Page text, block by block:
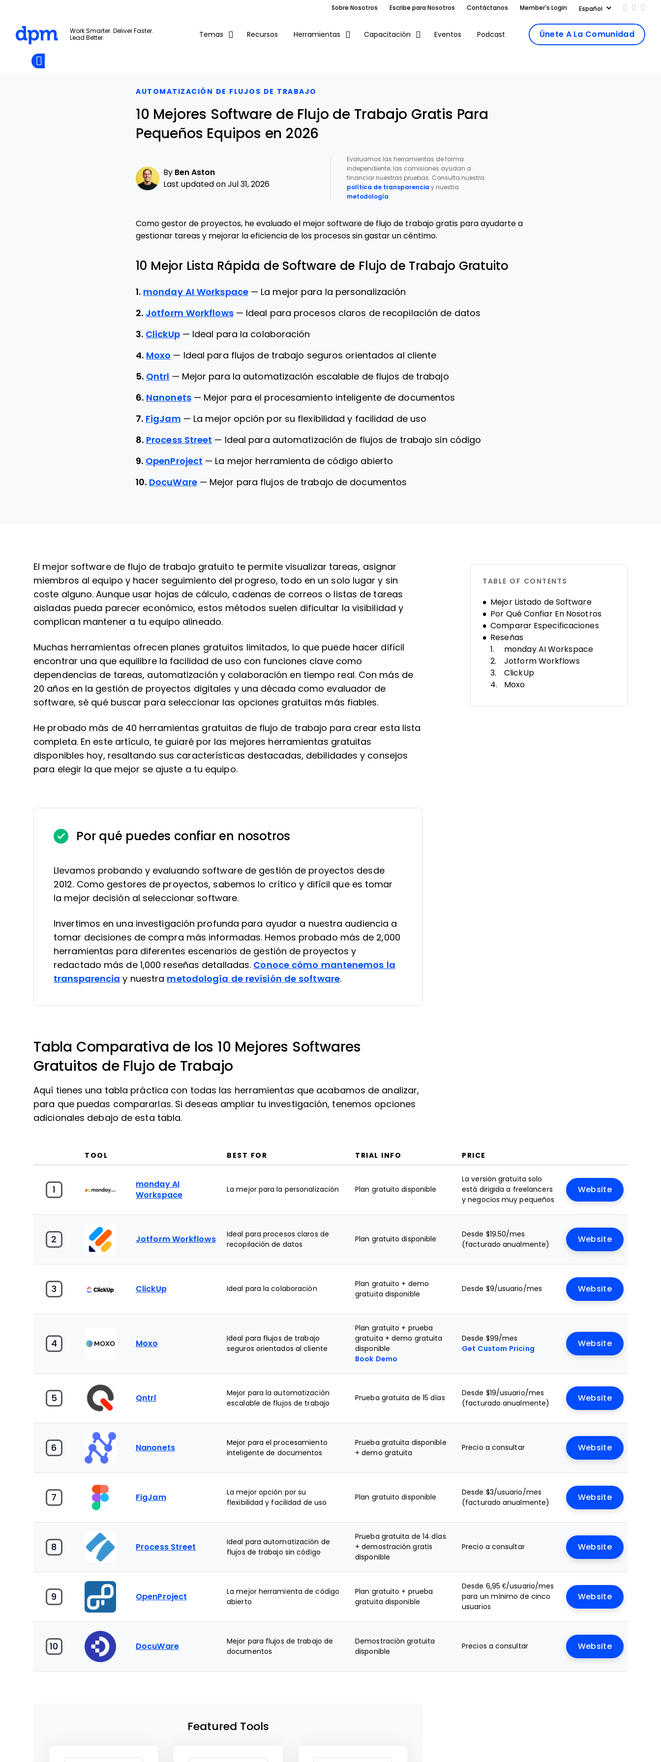
Skip to main content
Sobre Nosotros Escribe para Nosotros Contáctanos Member's Login Add us
Follow
Work Smarter. Deliver Faster.
Lead Better.
Temas Recursos Herramientas Capacitación Eventos Podcast Únete A La Comunidad
Add as
AUTOMATIZACIÓN DE FLUJOS DE TRABAJO
10 Mejores Software de Flujo de Trabajo Gratis Para
Pequeños Equipos en 2026
By Ben Aston
Last updated on Jul 31, 2026
Evaluamos las herramientas de forma
independiente; las comisiones ayudan a
financiar nuestras pruebas. Consulta nuestra
política de transparencia y nuestra
metodología.
Como gestor de proyectos, he evaluado el mejor software de flujo de trabajo gratis para ayudarte a
gestionar tareas y mejorar la eficiencia de los procesos sin gastar un céntimo.
10 Mejor Lista Rápida de Software de Flujo de Trabajo Gratuito
1. monday AI Workspace — La mejor para la personalización
2. Jotform Workflows — Ideal para procesos claros de recopilación de datos
3. ClickUp — Ideal para la colaboración
4. Moxo — Ideal para flujos de trabajo seguros orientados al cliente
5. Qntrl — Mejor para la automatización escalable de flujos de trabajo
6. Nanonets — Mejor para el procesamiento inteligente de documentos
7. FigJam — La mejor opción por su flexibilidad y facilidad de uso
8. Process Street — Ideal para automatización de flujos de trabajo sin código
9. OpenProject — La mejor herramienta de código abierto
10. DocuWare — Mejor para flujos de trabajo de documentos
El mejor software de flujo de trabajo gratuito te permite visualizar tareas, asignar
miembros al equipo y hacer seguimiento del progreso, todo en un solo lugar y sin
coste alguno. Aunque usar hojas de cálculo, cadenas de correos o listas de tareas
aisladas pueda parecer económico, estos métodos suelen dificultar la visibilidad y
complican mantener a tu equipo alineado.
Muchas herramientas ofrecen planes gratuitos limitados, lo que puede hacer difícil
encontrar una que equilibre la facilidad de uso con funciones clave como
dependencias de tareas, automatización y colaboración en tiempo real. Con más de
20 años en la gestión de proyectos digitales y una década como evaluador de
software, sé qué buscar para seleccionar las opciones gratuitas más fiables.
He probado más de 40 herramientas gratuitas de flujo de trabajo para crear esta lista
completa. En este artículo, te guiaré por las mejores herramientas gratuitas
disponibles hoy, resaltando sus características destacadas, debilidades y consejos
para elegir la que mejor se ajuste a tu equipo.
Por qué puedes confiar en nosotros
Llevamos probando y evaluando software de gestión de proyectos desde
2012. Como gestores de proyectos, sabemos lo crítico y difícil que es tomar
la mejor decisión al seleccionar software.
Invertimos en una investigación profunda para ayudar a nuestra audiencia a
tomar decisiones de compra más informadas. Hemos probado más de 2,000
herramientas para diferentes escenarios de gestión de proyectos y
redactado más de 1,000 reseñas detalladas. Conoce cómo mantenemos la
transparencia y nuestra metodología de revisión de software.
Tabla Comparativa de los 10 Mejores Softwares
Gratuitos de Flujo de Trabajo
Aquí tienes una tabla práctica con todas las herramientas que acabamos de analizar,
para que puedas compararlas. Si deseas ampliar tu investigación, tenemos opciones
adicionales debajo de esta tabla.
TOOL BEST FOR TRIAL INFO PRICE
1
monday AI
Workspace
La mejor para la personalización Plan gratuito disponible
La versión gratuita solo
está dirigida a freelancers
y negocios muy pequeños
Website
2 Jotform Workflows
Ideal para procesos claros de
recopilación de datos
Plan gratuito disponible
Desde $19.50/mes
(facturado anualmente)
Website
3 ClickUp Ideal para la colaboración
Plan gratuito + demo
gratuita disponible
Desde $9/usuario/mes Website
4 Moxo
Ideal para flujos de trabajo
seguros orientados al cliente
Plan gratuito + prueba
gratuita + demo gratuita
disponible
Book Demo
Desde $99/mes
Get Custom Pricing
Website
5 Qntrl
Mejor para la automatización
escalable de flujos de trabajo
Prueba gratuita de 15 días
Desde $19/usuario/mes
(facturado anualmente)
Website
6 Nanonets
Mejor para el procesamiento
inteligente de documentos
Prueba gratuita disponible
+ demo gratuita
Precio a consultar Website
7 FigJam
La mejor opción por su
flexibilidad y facilidad de uso
Plan gratuito disponible
Desde $3/usuario/mes
(facturado anualmente)
Website
8 Process Street
Ideal para automatización de
flujos de trabajo sin código
Prueba gratuita de 14 días
+ demostración gratis
disponible
Precio a consultar Website
9 OpenProject
La mejor herramienta de código
abierto
Plan gratuito + prueba
gratuita disponible
Desde 6,95 €/usuario/mes
para un mínimo de cinco
usuarios
Website
10 DocuWare
Mejor para flujos de trabajo de
documentos
Demostración gratuita
disponible
Precios a consultar Website
Featured Tools
TABLE OF CONTENTS
Mejor Listado de Software
Por Qué Confiar En Nosotros
Comparar Especificaciones
Reseñas
monday AI Workspace
Jotform Workflows
ClickUp
Moxo
Nanonets